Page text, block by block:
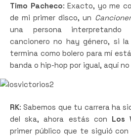
Timo Pacheco: Exacto, yo me
de mi primer disco, un
una persona interpretando
cancionero no hay género, si
termina como bolero para mí
banda o hip-hop por igual, aquí
RK: Sabemos que tu carrera ha
del ska, ahora estás con Los
primer público que te siguió